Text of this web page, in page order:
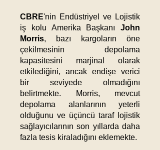
CBRE'nin Endüstriyel ve Lojistik
iş kolu Amerika Başkanı John
Morris, bazı kargoların öne
çekilmesinin depolama
kapasitesini marjinal olarak
etkilediğini, ancak endişe verici
bir seviyede olmadığını
belirtmekte. Morris, mevcut
depolama alanlarının yeterli
olduğunu ve üçüncü taraf lojistik
sağlayıcılarının son yıllarda daha
fazla tesis kiraladığını eklemekte. ​